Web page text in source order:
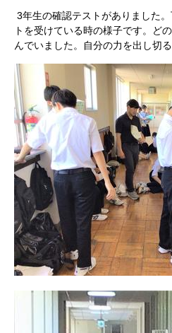
3年生の確認テストがありました
トを受けている時の様子です。ど
んでいました。自分の力を出し切